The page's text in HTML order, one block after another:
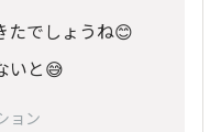
たでしょうね😊
いと😅
ョン